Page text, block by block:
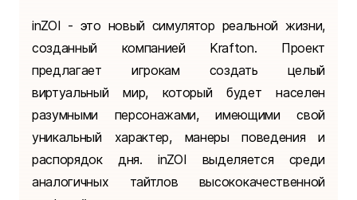
inZOI - это новый симулятор реальной жизни,
созданный компанией Krafton. Проект
предлагает игрокам создать целый
виртуальный мир, который будет населен
разумными персонажами, имеющими свой
уникальный характер, манеры поведения и
распорядок дня. inZOI выделяется среди
аналогичных тайтлов высококачественной